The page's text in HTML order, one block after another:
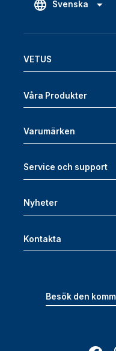
Svenska
VETUS
Våra Produkter
Varumärken
Service och support
Nyheter
Kontakta
Besök den